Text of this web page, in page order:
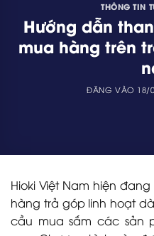
THÔNG TIN
Hướng dẫn
mua hàng trên
ĐĂNG VÀO 18/
Hioki Việt Nam hiện
hàng trả góp linh hoạt
cầu mua sắm các sản